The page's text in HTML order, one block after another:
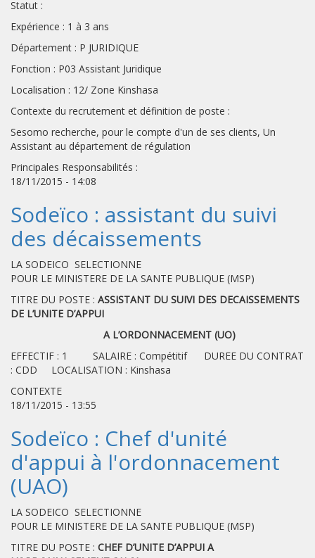
Statut :
Expérience : 1 à 3 ans
Département : P JURIDIQUE
Fonction : P03 Assistant Juridique
Localisation : 12/ Zone Kinshasa
Contexte du recrutement et définition de poste :
Sesomo recherche, pour le compte d'un de ses clients, Un
Assistant au département de régulation
Principales Responsabilités :
18/11/2015 - 14:08
Sodeïco : assistant du suivi
des décaissements
LA SODEICO SELECTIONNE
POUR LE MINISTERE DE LA SANTE PUBLIQUE (MSP)
TITRE DU POSTE : ASSISTANT DU SUIVI DES DECAISSEMENTS
DE L’UNITE D’APPUI
A L’ORDONNACEMENT (UO)
EFFECTIF : 1 SALAIRE : Compétitif DUREE DU CONTRAT
: CDD LOCALISATION : Kinshasa
CONTEXTE
18/11/2015 - 13:55
Sodeïco : Chef d'unité
d'appui à l'ordonnacement
(UAO)
LA SODEICO SELECTIONNE
POUR LE MINISTERE DE LA SANTE PUBLIQUE (MSP)
TITRE DU POSTE : CHEF D’UNITE D’APPUI A